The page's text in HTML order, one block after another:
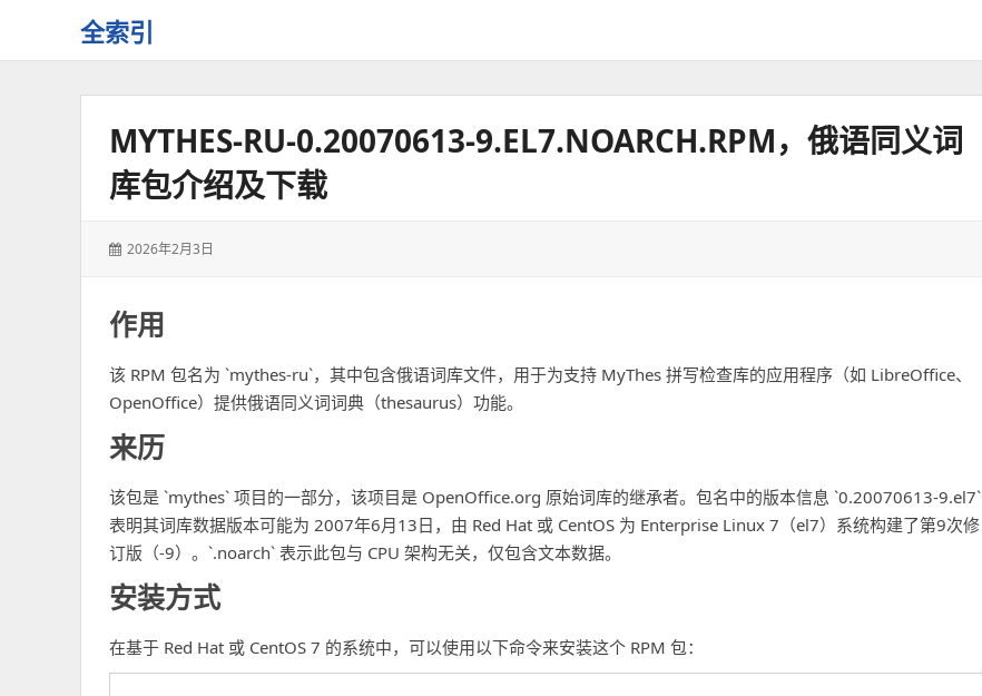
全索引
些
MYTHES-RU-0.20070613-9.EL7.NOARCH.RPM，俄语同义词
库包介绍及下载
发
2026年2月3日
作用
该 RPM 包名为 `mythes-ru`，其中包含俄语词库文件，用于为支持 MyThes 拼写检查库的应用程序（如 LibreOffice、
OpenOffice）提供俄语同义词词典（thesaurus）功能。
来历
该包是 `mythes` 项目的一部分，该项目是 OpenOffice.org 原始词库的继承者。包名中的版本信息 `0.20070613-9.el7`
表明其词库数据版本可能为 2007年6月13日，由 Red Hat 或 CentOS 为 Enterprise Linux 7（el7）系统构建了第9次修
订版（-9）。`.noarch` 表示此包与 CPU 架构无关，仅包含文本数据。
安装方式
在基于 Red Hat 或 CentOS 7 的系统中，可以使用以下命令来安装这个 RPM 包：